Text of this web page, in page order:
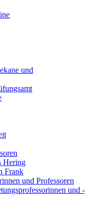
und
Hering
Frank
und Professoren
und -